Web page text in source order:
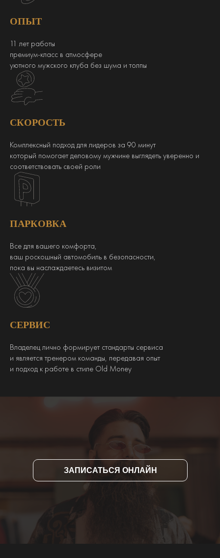
ОПЫТ
11 лет работы
премиум-класс в атмосфере
уютного мужского клуба без шума и толпы
СКОРОСТЬ
Комплексный подход для лидеров за 90 минут
который помогает деловому мужчине выглядеть уверенно и
соответствовать своей роли
ПАРКОВКА
Все для вашего комфорта,
ваш роскошный автомобиль в безопасности,
пока вы наслаждаетесь визитом
СЕРВИС
Владелец лично формирует стандарты сервиса
и является тренером команды, передавая опыт
и подход к работе в стиле Old Money
ЗАПИСАТЬСЯ ОНЛАЙН